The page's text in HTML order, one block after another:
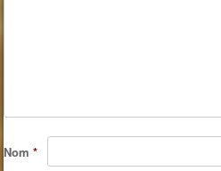
Nom*